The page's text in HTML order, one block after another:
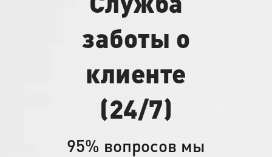
заботы о
клиенте
(24/7)
95% вопросов мы